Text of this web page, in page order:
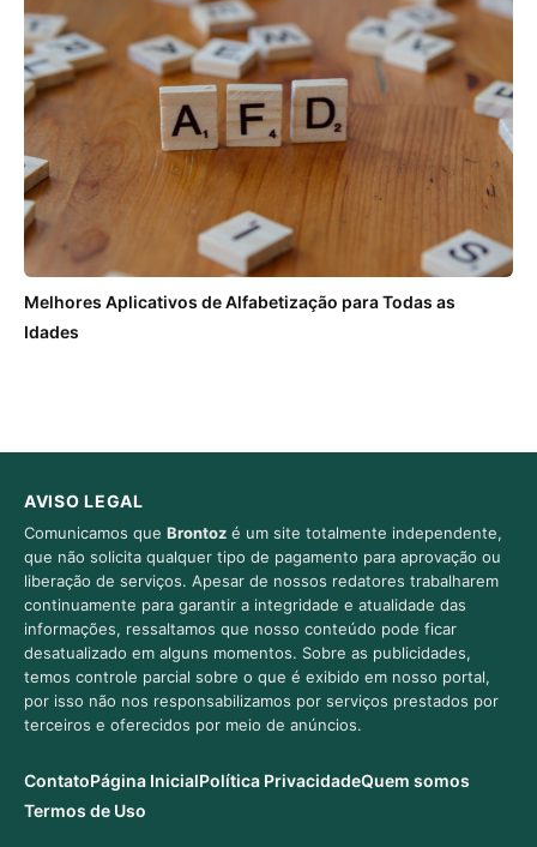
Melhores Aplicativos de Alfabetização para Todas as
Idades
AVISO LEGAL
Comunicamos que Brontoz é um site totalmente independente,
que não solicita qualquer tipo de pagamento para aprovação ou
liberação de serviços. Apesar de nossos redatores trabalharem
continuamente para garantir a integridade e atualidade das
informações, ressaltamos que nosso conteúdo pode ficar
desatualizado em alguns momentos. Sobre as publicidades,
temos controle parcial sobre o que é exibido em nosso portal,
por isso não nos responsabilizamos por serviços prestados por
terceiros e oferecidos por meio de anúncios.
ContatoPágina InicialPolítica PrivacidadeQuem somos
Termos de Uso